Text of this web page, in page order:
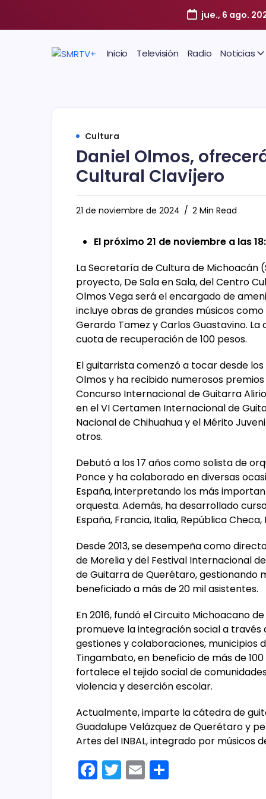
jue., 6 ago.
Inicio Televisión Radio Noticias
Cultura
Daniel Olmos,
Cultural Clavijero
21 de noviembre de 2024 2 Min Read
El próximo 21 de noviembre a las
La Secretaría de Cultura de
proyecto, De Sala en Sala, del Centro
Olmos Vega será el encargado de
incluye obras de grandes músicos
Gerardo Tamez y Carlos Guastavino.
cuota de recuperación de 100 pesos.
El guitarrista comenzó a tocar desde
Olmos y ha recibido numerosos
Concurso Internacional de Guitarra
en el VI Certamen Internacional de
Nacional de Chihuahua y el Mérito
otros.
Debutó a los 17 años como solista de
Ponce y ha colaborado en diversas
España, interpretando los más
orquesta. Además, ha desarrollado
España, Francia, Italia, República
Desde 2013, se desempeña como
de Morelia y del Festival Internacional
de Guitarra de Querétaro, gestionando
beneficiado a más de 20 mil asistentes.
En 2016, fundó el Circuito Michoacano
promueve la integración social a través
gestiones y colaboraciones, municipios
Tingambato, en beneficio de más de
fortalece el tejido social de
violencia y deserción escolar.
Actualmente, imparte la cátedra de
Guadalupe Velázquez de Querétaro y
Artes del INBAL, integrado por músicos
F
a
T
w
E
m